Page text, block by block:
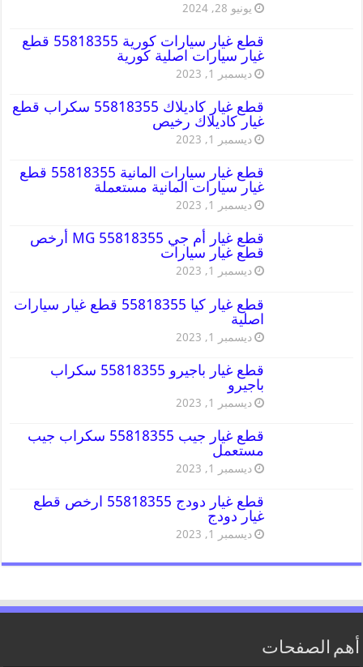
يونيو 28, 2024
قطع غيار سيارات كورية 55818355 قطع
غيار سيارات اصلية كورية
ديسمبر 1, 2023
قطع غيار كاديلاك 55818355 سكراب قطع
غيار كاديلاك رخيص
ديسمبر 1, 2023
قطع غيار سيارات المانية 55818355 قطع
غيار سيارات المانية مستعملة
ديسمبر 1, 2023
قطع غيار أم جي MG 55818355 أرخص
قطع غيار سيارات
ديسمبر 1, 2023
قطع غيار كيا 55818355 قطع غيار سيارات
اصلية
ديسمبر 1, 2023
قطع غيار باجيرو 55818355 سكراب
باجيرو
ديسمبر 1, 2023
قطع غيار جيب 55818355 سكراب جيب
مستعمل
ديسمبر 1, 2023
قطع غيار دودج 55818355 ارخص قطع
غيار دودج
ديسمبر 1, 2023
أهم الصفحات